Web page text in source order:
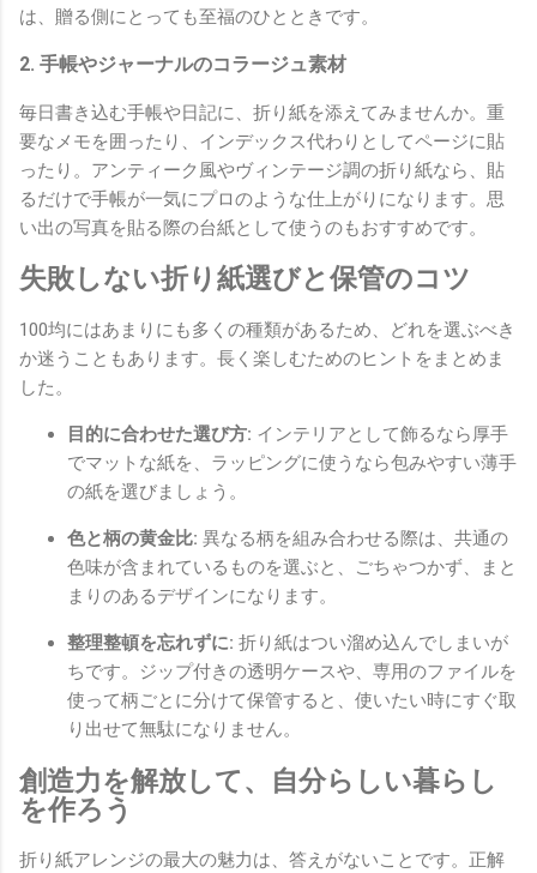
は、贈る側にとっても至福のひとときです。
2. 手帳やジャーナルのコラージュ素材
毎日書き込む手帳や日記に、折り紙を添えてみませんか。重
要なメモを囲ったり、インデックス代わりとしてページに貼
ったり。アンティーク風やヴィンテージ調の折り紙なら、貼
るだけで手帳が一気にプロのような仕上がりになります。思
い出の写真を貼る際の台紙として使うのもおすすめです。
失敗しない折り紙選びと保管のコツ
100均にはあまりにも多くの種類があるため、どれを選ぶべき
か迷うこともあります。長く楽しむためのヒントをまとめま
した。
目的に合わせた選び方: インテリアとして飾るなら厚手
でマットな紙を、ラッピングに使うなら包みやすい薄手
の紙を選びましょう。
色と柄の黄金比: 異なる柄を組み合わせる際は、共通の
色味が含まれているものを選ぶと、ごちゃつかず、まと
まりのあるデザインになります。
整理整頓を忘れずに: 折り紙はつい溜め込んでしまいが
ちです。ジップ付きの透明ケースや、専用のファイルを
使って柄ごとに分けて保管すると、使いたい時にすぐ取
り出せて無駄になりません。
創造力を解放して、自分らしい暮らし
を作ろう
折り紙アレンジの最大の魅力は、答えがないことです。正解